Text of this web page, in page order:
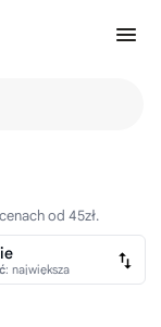
od 45zł.
: największa